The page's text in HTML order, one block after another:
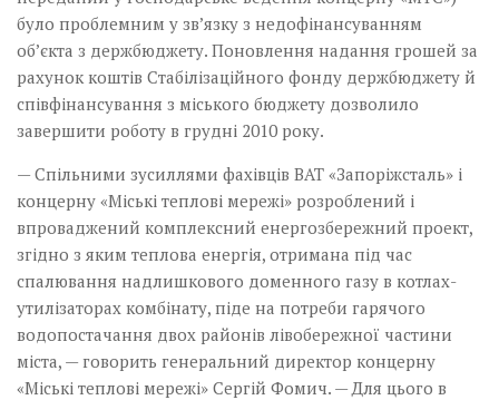
було проблемним у зв’язку з недофінансуванням
об’єкта з держбюджету. Поновлення надання грошей за
рахунок коштів Стабілізаційного фонду держбюджету й
співфінансування з міського бюджету дозволило
завершити роботу в грудні 2010 року.
— Спільними зусиллями фахівців ВАТ «Запоріжсталь» і
концерну «Міські теплові мережі» розроблений і
впроваджений комплексний енергозбережний проект,
згідно з яким теплова енергія, отримана під час
спалювання надлишкового доменного газу в котлах-
утилізаторах комбінату,­ піде на потреби гарячого
водопостачання двох районів лівобережної частини
міста, — говорить генеральний директор концерну
«Міські теплові мережі» Сергій Фомич. — Для цього в